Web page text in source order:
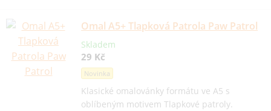
Omal A5+ Tlapková Patrola Paw Patrol
Skladem
29 Kč
Novinka
Klasické omalovánky formátu ve A5 s
oblíbeným motivem Tlapkové patroly.